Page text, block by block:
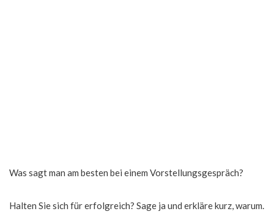
Was sagt man am besten bei einem Vorstellungsgespräch?
Halten Sie sich für erfolgreich? Sage ja und erkläre kurz, warum.